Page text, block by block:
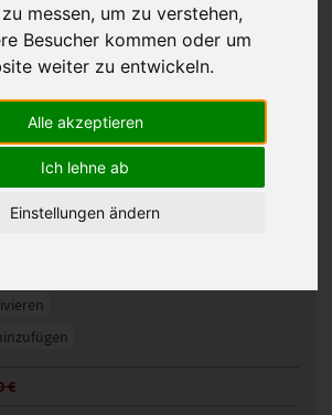
messen, um zu verstehen,
Besucher kommen oder um
weiter zu entwickeln.
Alle akzeptieren
Ich lehne ab
Einstellungen ändern
Light Mono Lace klein
€